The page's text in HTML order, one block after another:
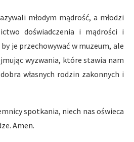
młodym mądrość, a młodzi
doświadczenia i mądrości i
je przechowywać w muzeum, ale
wyzwania, które stawia nam
własnych rodzin zakonnych i
spotkania, niech nas oświeca
Amen.